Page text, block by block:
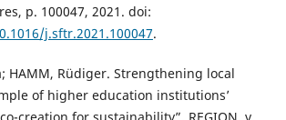
p. 100047, 2021. doi:
j.sftr.2021.100047.
HAMM, Rüdiger. Strengthening local
of higher education institutions’